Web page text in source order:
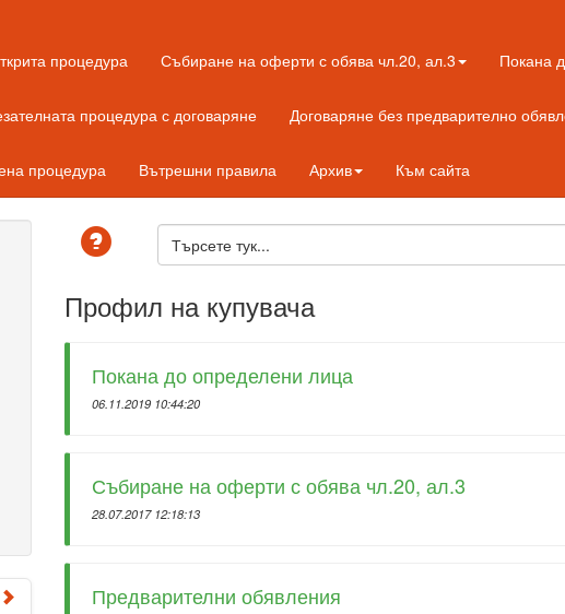
процедура Събиране на оферти с обява чл.20, ал.3 Покана
процедура с договаряне Договаряне без предварително
процедура Вътрешни правила Архив Към сайта
Профил на купувача
Покана до определени лица
06.11.2019 10:44:20
Събиране на оферти с обява чл.20, ал.3
28.07.2017 12:18:13
Предварителни обявления